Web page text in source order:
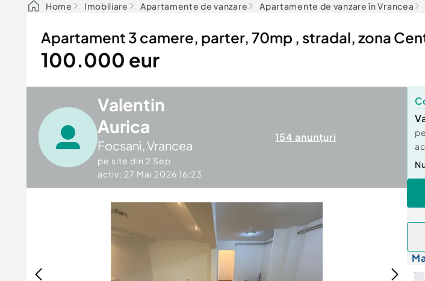
Home Imobiliare Apartamente de vanzare Apartamente de vanzare în Vrancea
Apartament 3 camere, parter, 70mp , stradal, zona
100.000 eur
Valentin
Aurica
Focsani,Vrancea
pe site din 2 Sep
activ: 27 Mai 2026 16:23
154 anunțuri